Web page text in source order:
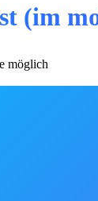
(im
möglich